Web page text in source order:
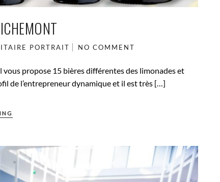
PORTRAIT NO COMMENT
propose 15 bières différentes des limonades et
de l’entrepreneur dynamique et il est très […]